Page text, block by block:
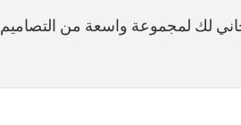
لك لمجموعة واسعة من التصاميم